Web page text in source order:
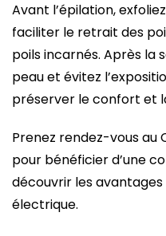
Avant l’épilation,
faciliter le retrait des
poils incarnés. Après la
peau et évitez
préserver le confort et
Prenez rendez-vous au
pour bénéficier d’une
découvrir les avantages
électrique.